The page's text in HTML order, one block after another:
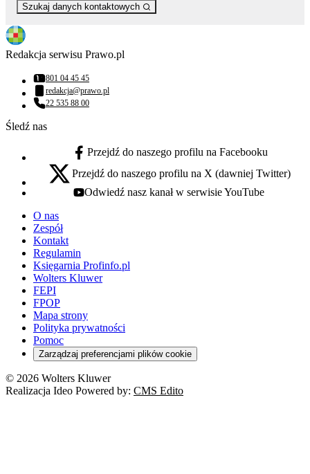
Szukaj danych kontaktowych
Redakcja serwisu Prawo.pl
Numer telefonu:
801 04 45 45
Adres email:
redakcja@prawo.pl
Numer telefonu:
22 535 88 00
Śledź nas
facebook - otwiera się w nowej karcie
Przejdź do naszego profilu na Facebooku
x - otwiera się w nowej karcie
Przejdź do naszego profilu na X (dawniej Twitter)
youtube - otwiera się w nowej karcie
Odwiedź nasz kanał w serwisie YouTube
O nas
Zespół
Kontakt
Regulamin
Księgarnia Profinfo.pl
Wolters Kluwer
FEPI
FPOP
Mapa strony
Polityka prywatności
Pomoc
Zarządzaj preferencjami plików cookie
© 2026 Wolters Kluwer
Realizacja Ideo Powered by: CMS Edito